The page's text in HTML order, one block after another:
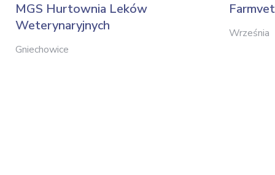
MGS Hurtownia Leków
Weterynaryjnych
Gniechowice
Farmvet
Września